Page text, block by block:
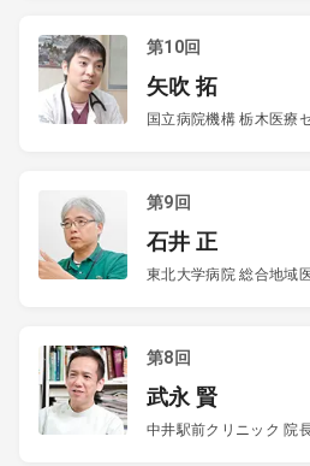
第10回
矢吹 拓
国立病院機構 栃木医療
第9回
石井 正
東北大学病院 総合地域
第8回
武永 賢
中井駅前クリニック 院